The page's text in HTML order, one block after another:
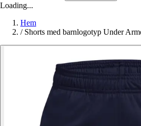
Loading...
Hem
/ Shorts med barnlogotyp Under